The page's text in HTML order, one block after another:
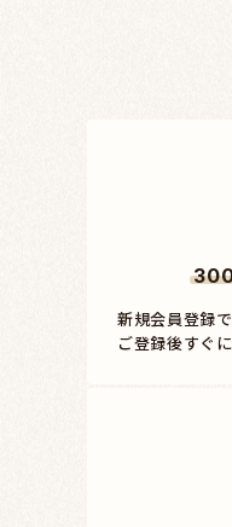
新規会員登録
ご登録後すぐ